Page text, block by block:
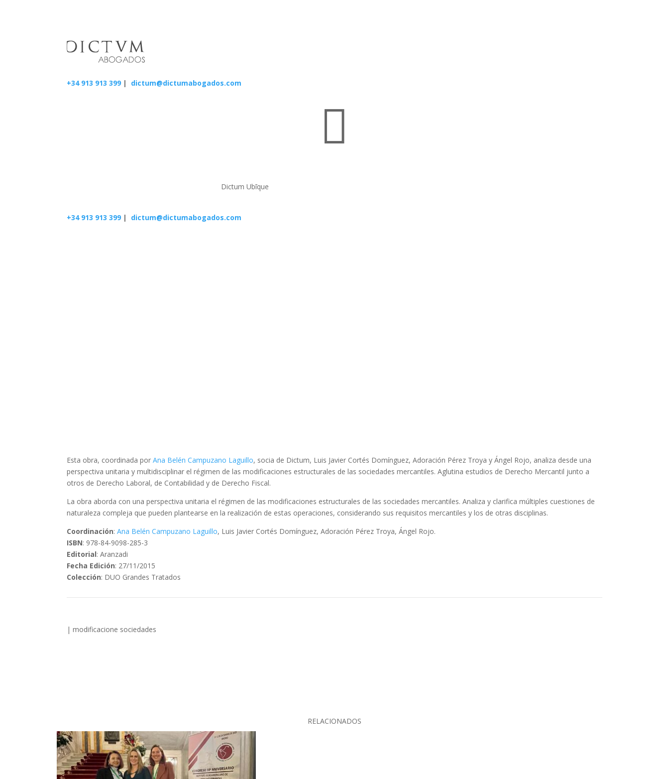
+34 913 913 399 | dictum@dictumabogados.com

Dictum Ubīque
+34 913 913 399 | dictum@dictumabogados.com
Esta obra, coordinada porAna Belén Campuzano Laguillo, socia de Dictum, Luis Javier Cortés Domínguez, Adoración Pérez Troya y Ángel Rojo, analiza desde una
perspectiva unitaria y multidisciplinar el régimen de las modificaciones estructurales de las sociedades mercantiles. Aglutina estudios de Derecho Mercantil junto a
otros de Derecho Laboral, de Contabilidad y de Derecho Fiscal.
La obra aborda con una perspectiva unitaria el régimen de las modificaciones estructurales de las sociedades mercantiles. Analiza y clarifica múltiples cuestiones de
naturaleza compleja que pueden plantearse en la realización de estas operaciones, considerando sus requisitos mercantiles y los de otras disciplinas.
Coordinación:Ana Belén Campuzano Laguillo, Luis Javier Cortés Domínguez, Adoración Pérez Troya, Ángel Rojo.
ISBN: 978-84-9098-285-3
Editorial: Aranzadi
Fecha Edición: 27/11/2015
Colección: DUO Grandes Tratados
|modificacione sociedades
RELACIONADOS